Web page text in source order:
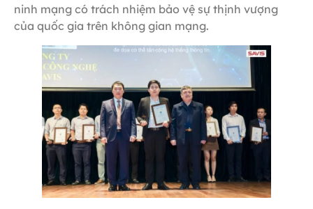
ninh mạng có trách nhiệm bảo vệ sự thịnh vượng
của quốc gia trên không gian mạng.